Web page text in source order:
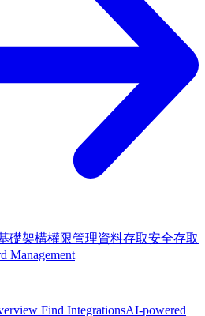
礎架構權限管理資料存取安全存取
Management
Find IntegrationsAI-powered